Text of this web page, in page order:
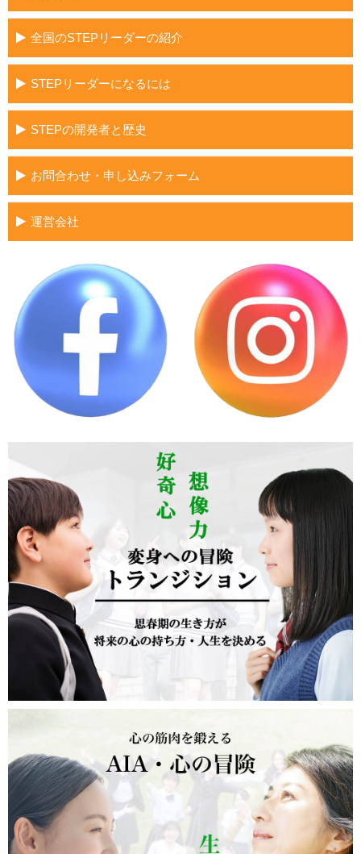
全国のSTEPリーダーの紹介
STEPリーダーになるには
STEPの開発者と歴史
お問合わせ・申し込みフォーム
運営会社